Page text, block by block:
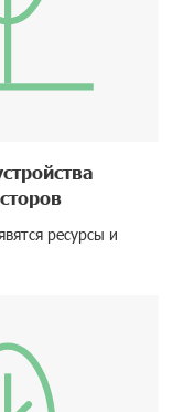
ресурсы и